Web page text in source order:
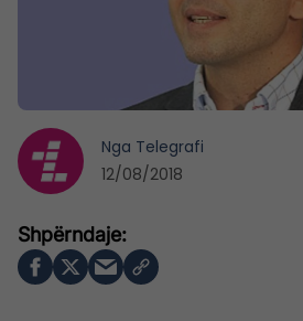
Nga Telegrafi
12/08/2018